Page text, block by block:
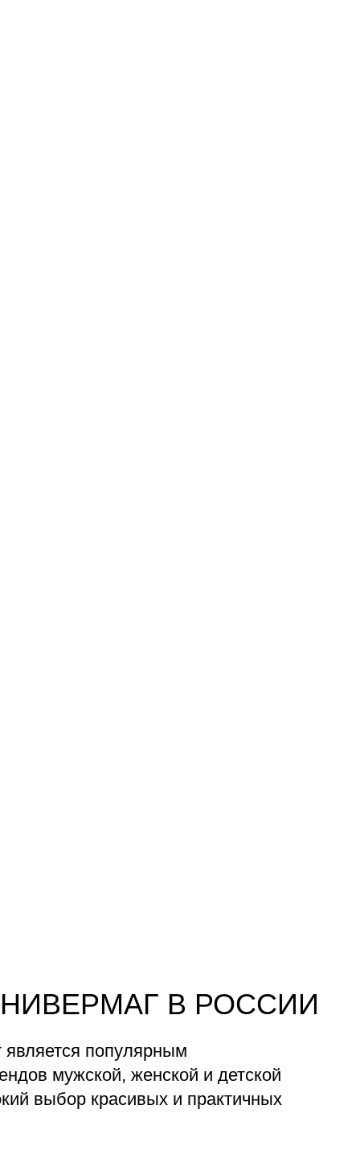
В РОССИИ
популярным
мужской, женской и детской
выбор красивых и практичных